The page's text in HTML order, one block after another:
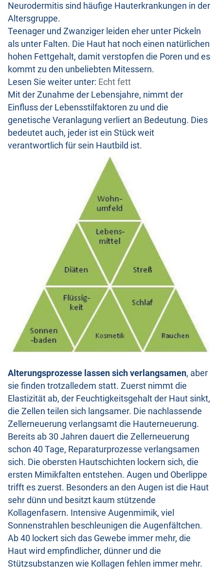
Neurodermitis sind häufige Hauterkrankungen in der
Altersgruppe.
Teenager und Zwanziger leiden eher unter Pickeln
als unter Falten. Die Haut hat noch einen natürlichen
hohen Fettgehalt, damit verstopfen die Poren und es
kommt zu den unbeliebten Mitessern.
Lesen Sie weiter unter: Echt fett
Mit der Zunahme der Lebensjahre, nimmt der
Einfluss der Lebensstilfaktoren zu und die
genetische Veranlagung verliert an Bedeutung. Dies
bedeutet auch, jeder ist ein Stück weit
verantwortlich für sein Hautbild ist.
Alterungsprozesse lassen sich verlangsamen, aber
sie finden trotzalledem statt. Zuerst nimmt die
Elastizität ab, der Feuchtigkeitsgehalt der Haut sinkt,
die Zellen teilen sich langsamer. Die nachlassende
Zellerneuerung verlangsamt die Hauterneuerung.
Bereits ab 30 Jahren dauert die Zellerneuerung
schon 40 Tage, Reparaturprozesse verlangsamen
sich. Die obersten Hautschichten lockern sich, die
ersten Mimikfalten entstehen. Augen und Oberlippe
trifft es zuerst. Besonders an den Augen ist die Haut
sehr dünn und besitzt kaum stützende
Kollagenfasern. Intensive Augenmimik, viel
Sonnenstrahlen beschleunigen die Augenfältchen.
Ab 40 lockert sich das Gewebe immer mehr, die
Haut wird empfindlicher, dünner und die
Stützsubstanzen wie Kollagen fehlen immer mehr.